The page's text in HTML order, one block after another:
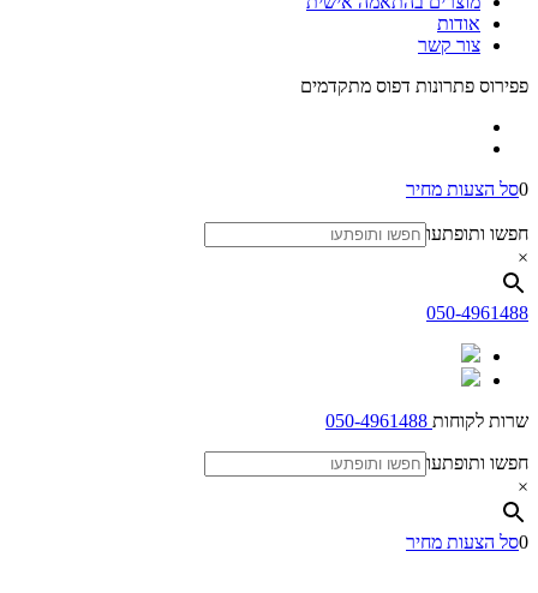
אודות
צור קשר
פפירוס פתרונות דפוס מתקדמים
0סל הצעות מחיר
חפשו ותופתעו
×
050-4961488
שרות לקוחות
חפשו ותופתעו
×
0סל הצעות מחיר